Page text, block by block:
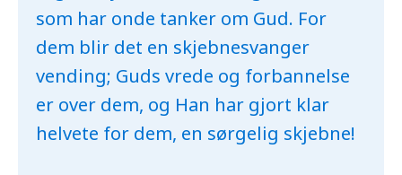
som har onde tanker om Gud. For
dem blir det en skjebnesvanger
vending; Guds vrede og forbannelse
er over dem, og Han har gjort klar
helvete for dem, en sørgelig skjebne!